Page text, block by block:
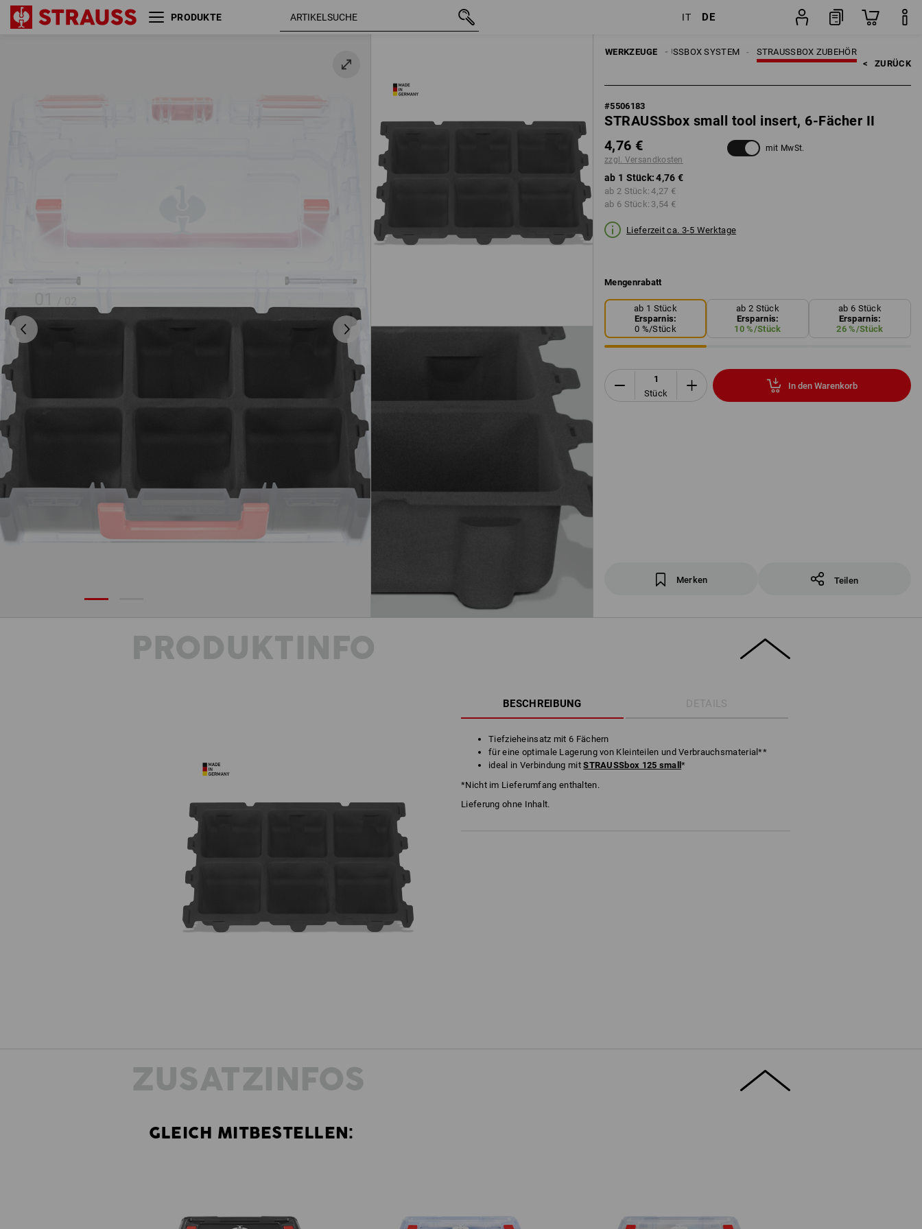
PRODUKTE IT DE
WERKZEUGE STRAUSSBOX ZUBEHÖR
STRAUSSBOX SYSTEM
HANDWERKZEUGE
< ZURÜCK
#5506183
STRAUSSbox small tool insert, 6-Fächer II
4,76 €
zzgl. Versandkosten
mit MwSt.
ab 1 Stück: 4,76 €
ab 2 Stück: 4,27 €
ab 6 Stück: 3,54 €
Lieferzeit ca. 3-5 Werktage
Mengenrabatt
ab 1 Stück
Ersparnis:
0 %/Stück
ab 2 Stück
Ersparnis:
10 %/Stück
ab 6 Stück
Ersparnis:
26 %/Stück
Stück
In den Warenkorb
Merken Teilen
STRAUSSbox small tool insert,
4,76 €
mit MwSt.
PRODUKTINFO
BESCHREIBUNG DETAILS
Tiefzieheinsatz mit 6 Fächern
für eine optimale Lagerung von Kleinteilen und Verbrauchsmaterial**
ideal in Verbindung mitSTRAUSSbox 125 small*
*Nicht im Lieferumfang enthalten.
Lieferung ohne Inhalt.
ZUSATZINFOS
GLEICH MITBESTELLEN: